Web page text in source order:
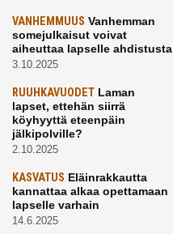
VANHEMMUUS Vanhemman
somejulkaisut voivat
aiheuttaa lapselle ahdistusta
3.10.2025
RUUHKAVUODET Laman
lapset, ettehän siirrä
köyhyyttä eteenpäin
jälkipolville?
2.10.2025
KASVATUS Eläinrakkautta
kannattaa alkaa opettamaan
lapselle varhain
14.6.2025